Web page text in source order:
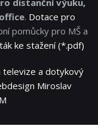
. Dotace pro
pomůcky pro MŠ a
ke stažení (*.pdf)
televize a dotykový
Miroslav